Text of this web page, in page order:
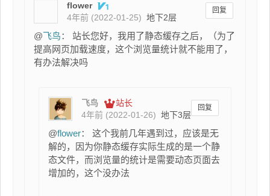
flower
4年前 (2022-01-25) 地下2层
回复
@飞鸟： 站长您好，我用了静态缓存之后，（为了
提高网页加载速度，这个浏览量统计就不能用了，
有办法解决吗
飞鸟
站长
4年前 (2022-01-26) 地下3层
回复
@flower： 这个我前几年遇到过，应该是无
解的，因为你静态缓存实际生成的是一个静
态文件，而浏览量的统计是需要动态页面去
增加的，这个没办法